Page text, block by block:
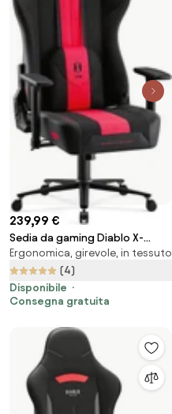
239,99 €
Sedia da gaming Diablo X-
Player 2.0 In Materiale King Size:
Cremisi-Antracite
Ergonomica, girevole, in tessuto
(4)
Disponibile
Consegna gratuita